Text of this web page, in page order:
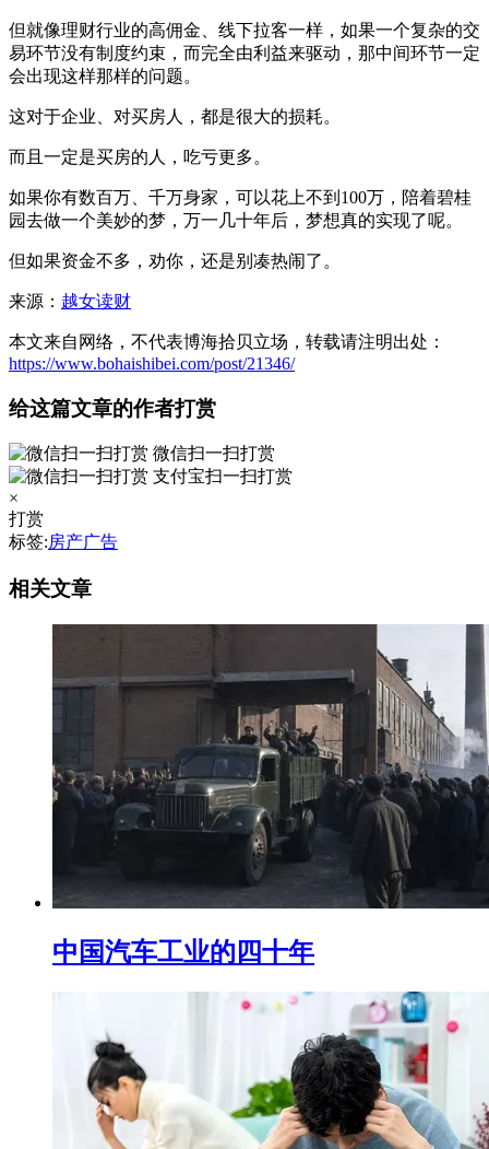
但就像理财行业的高佣金、线下拉客一样，如果一个复杂的交
易环节没有制度约束，而完全由利益来驱动，那中间环节一定
会出现这样那样的问题。
这对于企业、对买房人，都是很大的损耗。
而且一定是买房的人，吃亏更多。
如果你有数百万、千万身家，可以花上不到100万，陪着碧桂
园去做一个美妙的梦，万一几十年后，梦想真的实现了呢。
但如果资金不多，劝你，还是别凑热闹了。
来源： 越女读财
本文来自网络，不代表博海拾贝立场，转载请注明出处：
https://www.bohaishibei.com/post/21346/
给这篇文章的作者打赏
微信扫一扫打赏
支付宝扫一扫打赏
×
打赏
标签:房产广告
相关文章
中国汽车工业的四十年